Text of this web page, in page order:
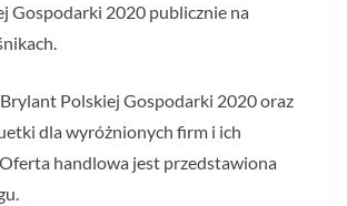
Gospodarki 2020 publicznie na
Brylant Polskiej Gospodarki 2020 oraz
dla wyróżnionych firm i ich
handlowa jest przedstawiona